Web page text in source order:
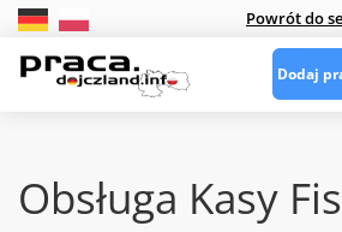
Powrót do
Dodaj
Obsługa Kasy